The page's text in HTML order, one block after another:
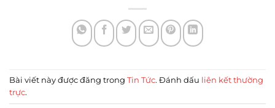
Bài viết này được đăng trong Tin Tức. Đánh dấu liên kết thường
trực.